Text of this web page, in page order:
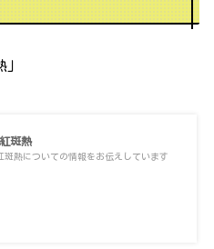
斑熱
斑熱についての情報をお伝えしています